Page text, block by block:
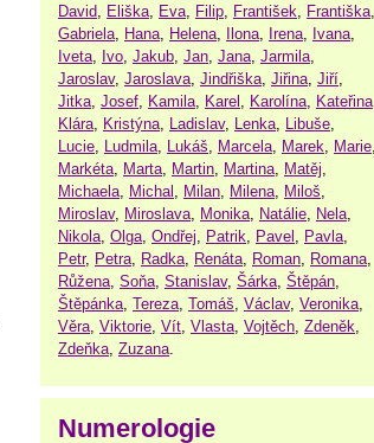
David Eliška Eva Filip František Františka
Gabriela Hana Helena Ilona Irena Ivana
Iveta Ivo Jakub Jan Jana Jarmila
Jaroslav, Jaroslava Jindřiška Jiřina Jiří
Jitka Josef Kamila Karel Karolína Kateřina
Klára Kristýna Ladislav, Lenka Libuše
Lucie Ludmila Lukáš Marcela Marek Marie
Markéta Marta Martin Martina Matěj
Michaela Michal Milan Milena Miloš
Miroslav, Miroslava Monika Natálie Nela
Nikola Olga Ondřej Patrik Pavel Pavla
Petr, Petra Radka Renáta Roman Romana
Růžena Soňa Stanislav, Šárka Štěpán
Štěpánka Tereza Tomáš Václav, Veronika
Věra Viktorie Vít Vlasta Vojtěch Zdeněk
Zdeňka Zuzana
Numerologie